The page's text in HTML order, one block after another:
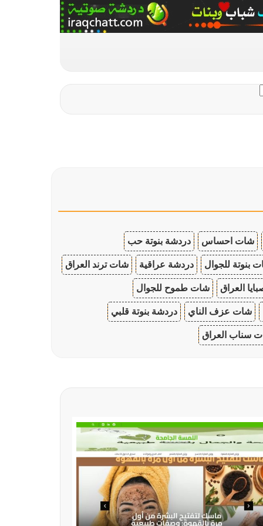
شات احساس دردشة بنوتة حب
بنوتة للجوال دردشة عراقية شات ترند العراق
العراق شات طموح للجوال
شات عزف الناي دردشة بنوتة قلبي
سناب العراق